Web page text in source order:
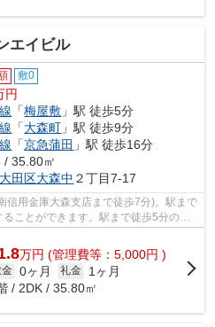
エイビル
敷0
円
「梅屋敷 」駅 徒歩5分
「大森町 」駅 徒歩9分
「京急蒲田 」駅 徒歩16分
/ 35.80㎡
大田区大森中 ２丁目7-17
信用金庫大森支店まで徒歩7分)。駅まで
ことができます。駅まで徒歩5分の位
...
万円 (管理費等：5,000円 )
金 0ヶ月 礼金
1ヶ月
/ 2DK / 35.80㎡